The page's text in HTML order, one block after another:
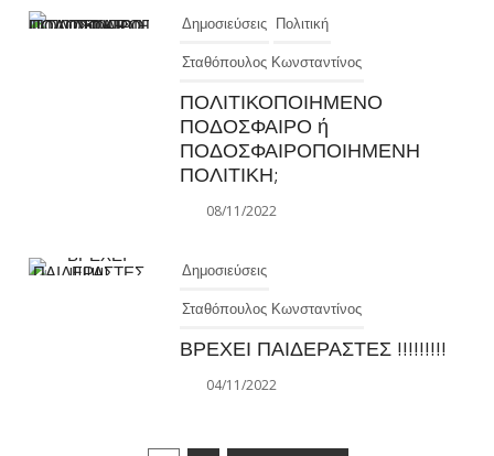
Δημοσιεύσεις Πολιτική
Σταθόπουλος Κωνσταντίνος
ΠΟΛΙΤΙΚΟΠΟΙΗΜΕΝΟ
ΠΟΔΟΣΦΑΙΡΟ ή
ΠΟΔΟΣΦΑΙΡΟΠΟΙΗΜΕΝΗ
ΠΟΛΙΤΙΚΗ;
08/11/2022
Δημοσιεύσεις
Σταθόπουλος Κωνσταντίνος
ΒΡΕΧΕΙ ΠΑΙΔΕΡΑΣΤΕΣ !!!!!!!!!
04/11/2022